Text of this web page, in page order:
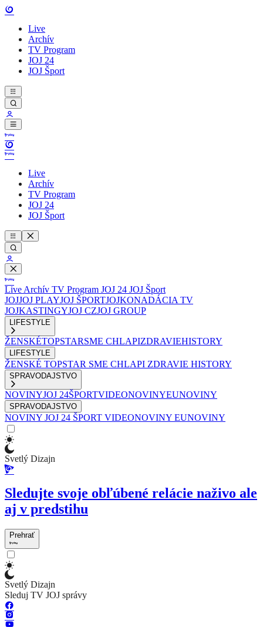
Live
Archív
TV Program
JOJ 24
JOJ Šport
Live
Archív
TV Program
JOJ 24
JOJ Šport
Live Archív TV Program JOJ 24 JOJ Šport
JOJJOJ PLAYJOJ ŠPORTJOJKONADÁCIA TV
JOJKASTINGYJOJ CZJOJ GROUP
LIFESTYLE
ŽENSKÉTOPSTARSME CHLAPIZDRAVIEHISTORY
LIFESTYLE
ŽENSKÉ TOPSTAR SME CHLAPI ZDRAVIE HISTORY
SPRAVODAJSTVO
NOVINYJOJ 24ŠPORTVIDEONOVINYEUNOVINY
SPRAVODAJSTVO
NOVINY JOJ 24 ŠPORT VIDEONOVINY EUNOVINY
Svetlý Dizajn
Sledujte svoje obľúbené relácie naživo ale
aj v predstihu
Prehrať
Svetlý Dizajn
Sleduj TV JOJ správy